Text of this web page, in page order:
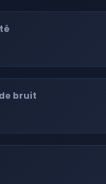
bruit